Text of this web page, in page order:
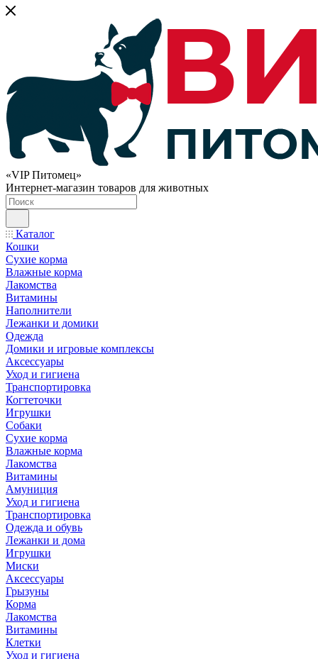
«VIP Питомец»
Интернет-магазин товаров для животных
Каталог
Кошки
Сухие корма
Влажные корма
Лакомства
Витамины
Наполнители
Лежанки и домики
Одежда
Домики и игровые комплексы
Аксессуары
Уход и гигиена
Транспортировка
Когтеточки
Игрушки
Собаки
Сухие корма
Влажные корма
Лакомства
Витамины
Амуниция
Уход и гигиена
Транспортировка
Одежда и обувь
Лежанки и дома
Игрушки
Миски
Аксессуары
Грызуны
Корма
Лакомства
Витамины
Клетки
Уход и гигиена